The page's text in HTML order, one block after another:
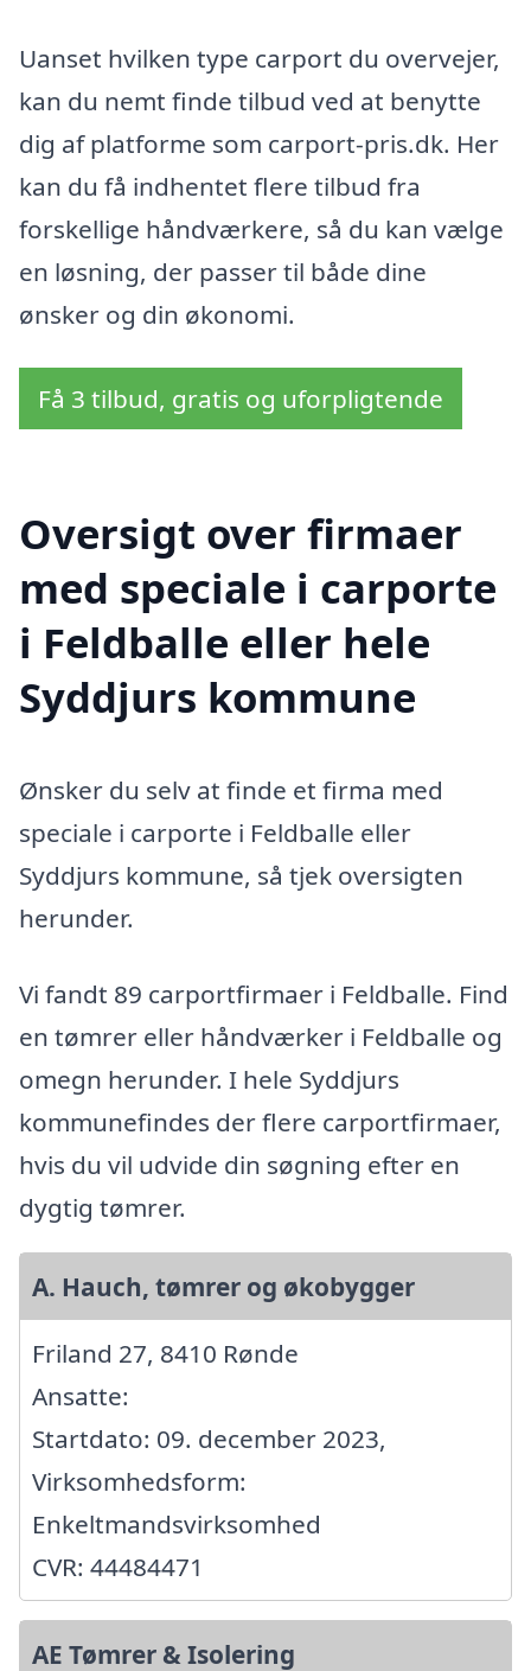
Uanset hvilken type carport du overvejer,
kan du nemt finde tilbud ved at benytte
dig af platforme som carport-pris.dk. Her
kan du få indhentet flere tilbud fra
forskellige håndværkere, så du kan vælge
en løsning, der passer til både dine
ønsker og din økonomi.
Få 3 tilbud, gratis og uforpligtende
Oversigt over firmaer
med speciale i carporte
i Feldballe eller hele
Syddjurs kommune
Ønsker du selv at finde et firma med
speciale i carporte i Feldballe eller
Syddjurs kommune, så tjek oversigten
herunder.
Vi fandt 89 carportfirmaer i Feldballe. Find
en tømrer eller håndværker i Feldballe og
omegn herunder. I hele Syddjurs
kommunefindes der flere carportfirmaer,
hvis du vil udvide din søgning efter en
dygtig tømrer.
A. Hauch, tømrer og økobygger
Friland 27, 8410 Rønde
Ansatte:
Startdato: 09. december 2023,
Virksomhedsform:
Enkeltmandsvirksomhed
CVR: 44484471
AE Tømrer & Isolering